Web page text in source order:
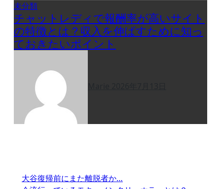
未分類
チャットレディで報酬率が高いサイト
の特徴とは？収入を伸ばすために知っ
ておきたいポイント
大谷復帰前にまた離脱者か…